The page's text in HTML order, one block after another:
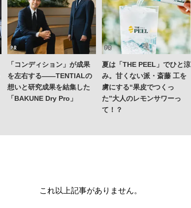
「コンディション」が成果
を左右する——TENTIALの
想いと研究成果を結集した
「BAKUNE Dry Pro」
夏は「THE PEEL」でひと涼
み。甘くない派・斎藤 工を
虜にする“果皮でつくっ
た”大人のレモンサワーっ
て！？
これ以上記事がありません。